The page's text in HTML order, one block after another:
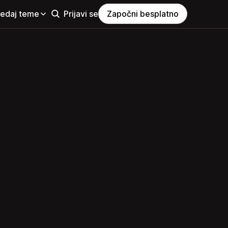
teme Prijavi se Započni besplatno